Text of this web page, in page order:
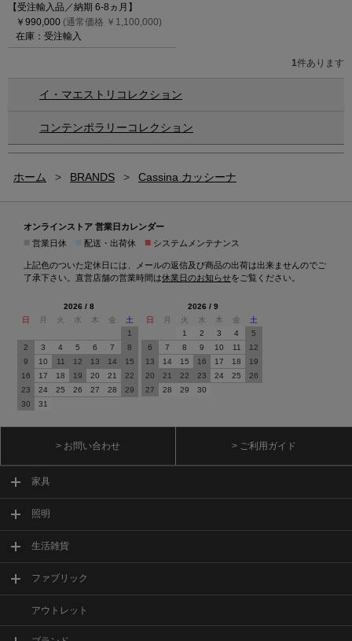
【受注輸入品／納期 6-8ヵ月】
￥990,000 (通常価格 ￥1,100,000)
在庫：受注輸入
1件あります
イ・マエストリコレクション
コンテンポラリーコレクション
ホーム > BRANDS > Cassina カッシーナ
オンラインストア 営業日カレンダー
営業日休 配送・出荷休 ■ システムメンテナンス
上記色のついた定休日には、メールの返信及び商品の出荷は出来ませんのでご
了承下さい。直営店舗の営業時間は休業日のお知らせをご覧ください。
2026 / 8
日
月 火 水 木 金
土
1
2
3 4 5 6 7
8
9
10 11 12 13 14
15
16
17 18 19 20 21
22
23
24 25 26 27 28
29
30
31
2026 / 9
日
月 火 水 木 金
土
1
2 3 4
5
6
7 8 9 10 11
12
13
14 15 16 17 18
19
20
21 22 23 24 25
26
27
28 29 30
> お問い合わせ > ご利用ガイド
家具
照明
生活雑貨
ファブリック
アウトレット